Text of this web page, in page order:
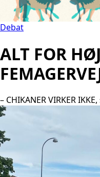
Debat
ALT FOR
– CHIKANER VIRKER